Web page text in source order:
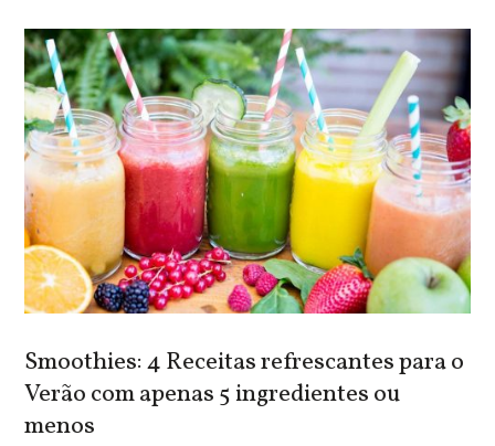
Smoothies: 4 Receitas refrescantes para o
Verão com apenas 5 ingredientes ou
menos